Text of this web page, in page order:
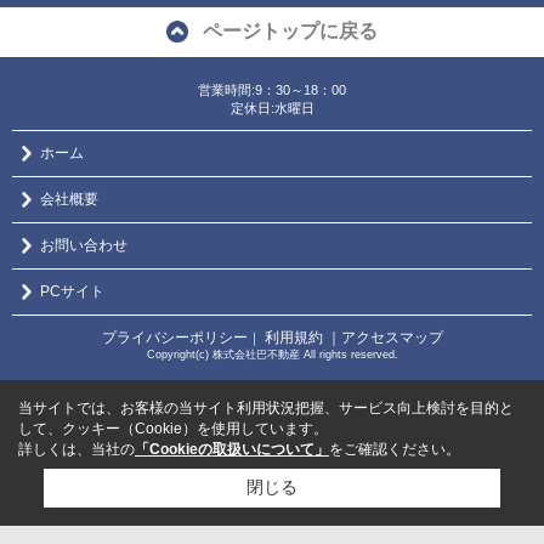
ページトップに戻る
営業時間:9：30～18：00
定休日:水曜日
ホーム
会社概要
お問い合わせ
PCサイト
プライバシーポリシー 利用規約 ｜アクセスマップ
Copyright(c) 株式会社巴不動産 All rights reserved.
当サイトでは、お客様の当サイト利用状況把握、サービス向上検討を目的と
して、クッキー（Cookie）を使用しています。
詳しくは、当社の 「Cookieの取扱いについて」 をご確認ください。
閉じる